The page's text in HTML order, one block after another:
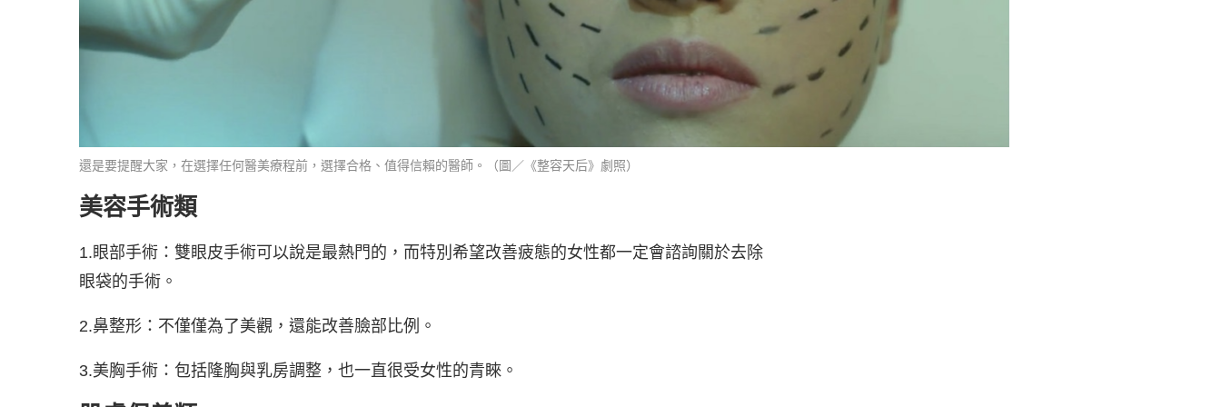
還是要提醒大家，在選擇任何醫美療程前，選擇合格、值得信賴的醫師。（圖／《整容天后》劇照）
美容手術類
1.眼部手術：雙眼皮手術可以說是最熱門的，而特別希望改善疲態的女性都一定會諮詢關於去除
眼袋的手術。
2.鼻整形：不僅僅為了美觀，還能改善臉部比例。
3.美胸手術：包括隆胸與乳房調整，也一直很受女性的青睞。